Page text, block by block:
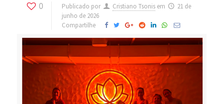
0 Publicado por Cristiano Tsonis em
21 de
junho de 2026
Compartilhe